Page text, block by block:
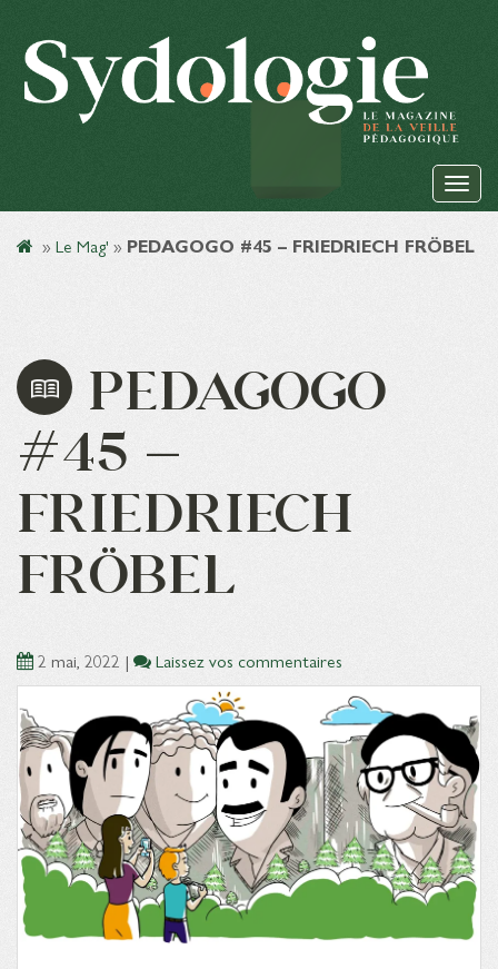
» Le Mag' » PEDAGOGO #45 – FRIEDRIECH FRÖBEL
PEDAGOGO
#45 –
FRIEDRIECH
FRÖBEL
2 mai, 2022 | Laissez vos commentaires